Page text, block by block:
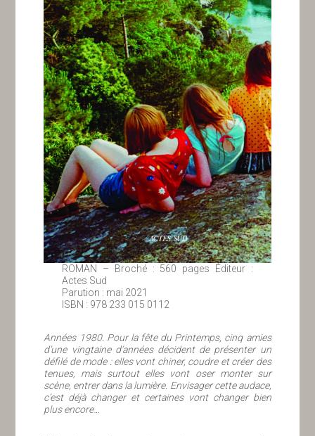
ROMAN – Broché : 560 pages Éditeur :
Actes Sud
Parution : mai 2021
ISBN : 978 233 015 0112
Années 1980. Pour la fête du Printemps, cinq amies
d’une vingtaine d’années décident de présenter un
défilé de mode : elles vont chiner, coudre et créer des
tenues, mais surtout elles vont oser monter sur
scène, entrer dans la lumière. Envisager cette audace,
c’est déjà changer et certaines vont changer bien
plus encore…